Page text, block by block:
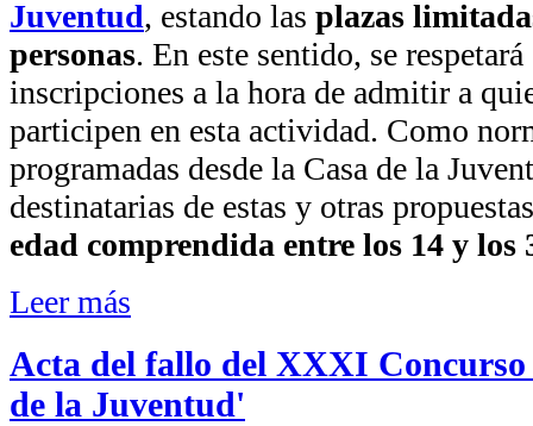
Juventud, estando las plazas
personas. En este sentido, se
inscripciones a la hora de admitir a
participen en esta actividad. Como
programadas desde la Casa de la
destinatarias de estas y otras
edad comprendida entre los 14 y los
Leer más
Acta del fallo del XXXI
de la Juventud'